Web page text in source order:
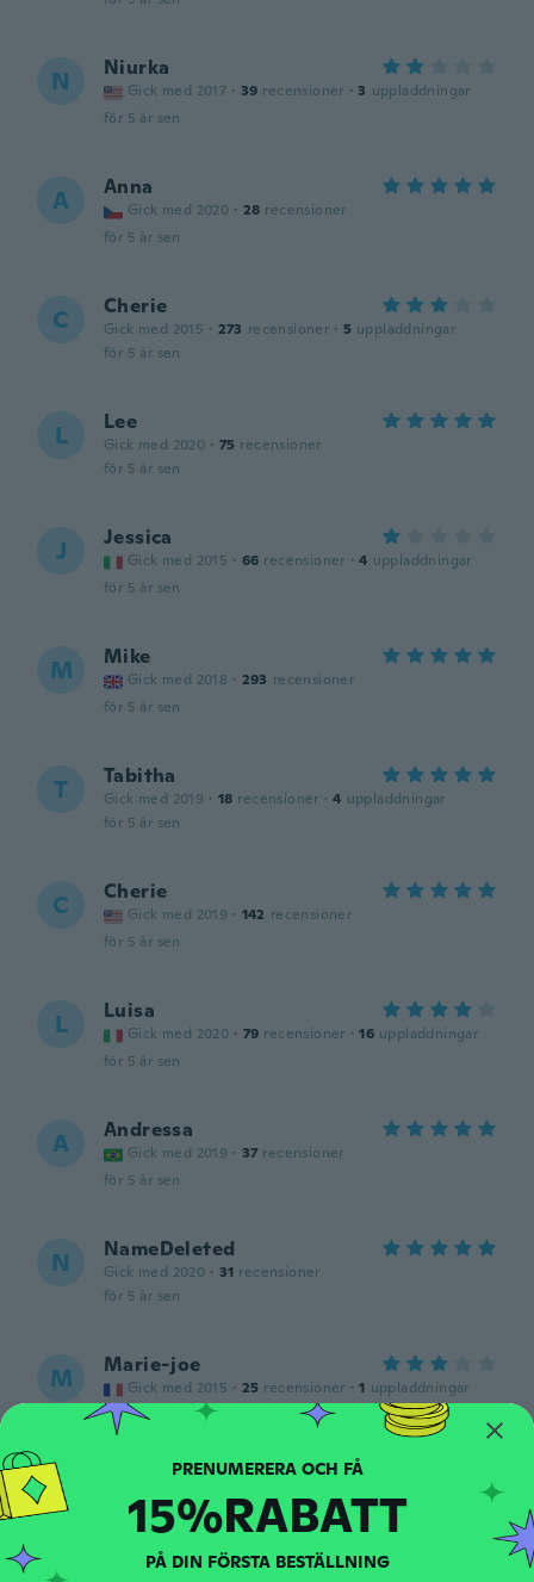
N Niurka
Gick med 2017 · 39 recensioner · 3 uppladdningar
för 5 år sen
A Anna
Gick med 2020 · 28 recensioner
för 5 år sen
C Cherie
Gick med 2015 · 273 recensioner · 5 uppladdningar
för 5 år sen
L Lee
Gick med 2020 · 75 recensioner
för 5 år sen
J Jessica
Gick med 2015 · 66 recensioner · 4 uppladdningar
för 5 år sen
M Mike
Gick med 2018 · 293 recensioner
för 5 år sen
T Tabitha
Gick med 2019 · 18 recensioner · 4 uppladdningar
för 5 år sen
C Cherie
Gick med 2019 · 142 recensioner
för 5 år sen
L Luisa
Gick med 2020 · 79 recensioner · 16 uppladdningar
för 5 år sen
A Andressa
Gick med 2019 · 37 recensioner
för 5 år sen
N NameDeleted
Gick med 2020 · 31 recensioner
för 5 år sen
M Marie-joe
Gick med 2015 · 25 recensioner · 1 uppladdningar
för 5 år sen
M Gick med 2020
recensioner
för 5 år sen
PRENUMERERA OCH FÅ
15%RABATT
PÅ DIN FÖRSTA BESTÄLLNING